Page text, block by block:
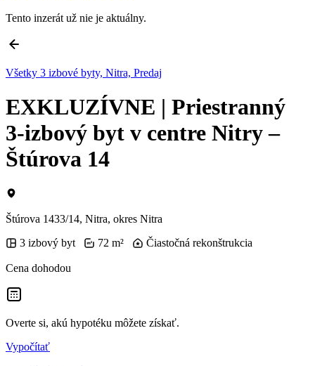
Tento inzerát už nie je aktuálny.
Všetky 3 izbové byty, Nitra, Predaj
EXKLUZÍVNE | Priestranný
3-izbový byt v centre Nitry –
Štúrova 14
Štúrova 1433/14, Nitra, okres Nitra
3 izbový byt
72 m² Čiastočná rekonštrukcia
Cena dohodou
Overte si, akú hypotéku môžete získať.
Vypočítať